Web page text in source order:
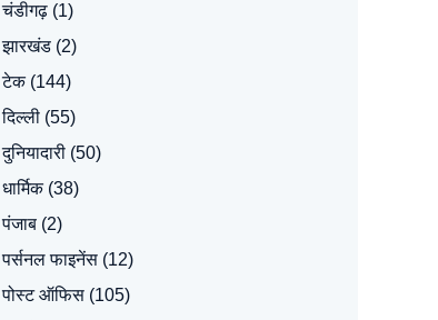
चंडीगढ़(1)
झारखंड(2)
टेक(144)
दिल्ली(55)
दुनियादारी(50)
धार्मिक(38)
पंजाब(2)
पर्सनल फाइनेंस(12)
पोस्ट ऑफिस(105)